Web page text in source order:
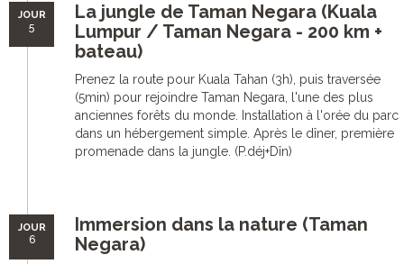
JOUR
5
La jungle de Taman Negara (Kuala
Lumpur / Taman Negara - 200 km +
bateau)
Prenez la route pour Kuala Tahan (3h), puis traversée
(5min) pour rejoindre Taman Negara, l'une des plus
anciennes forêts du monde. Installation à l'orée du parc
dans un hébergement simple. Après le dîner, première
promenade dans la jungle. (P.déj+Dîn)
JOUR
6
Immersion dans la nature (Taman
Negara)